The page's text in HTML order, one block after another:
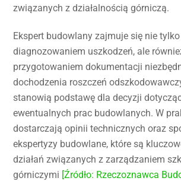
związanych z działalnością górniczą.
Ekspert budowlany zajmuje się nie tylko
diagnozowaniem uszkodzeń, ale
przygotowaniem dokumentacji
dochodzenia roszczeń
stanowią podstawę dla decyzji
ewentualnych prac budowlanych. W
dostarczają opinii technicznych oraz
ekspertyzy budowlane, które są
działań związanych z zarządzaniem
górniczymi [Źródło: Rzeczoznawca